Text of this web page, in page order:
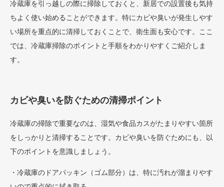
冷蔵庫を引っ越しの際に掃除しておくと、新居での設置後も気持
ちよく使い始めることができます。特にカビや臭いが発生しやす
い場所を重点的に清掃しておくことで、衛生面も安心です。ここ
では、冷蔵庫掃除のポイントと手順をわかりやすくご紹介しま
す。
カビや臭いを防ぐための清掃ポイント
冷蔵庫の掃除で重要なのは、湿気や食品カスがたまりやすい箇所
をしっかりと清掃することです。カビや臭いを防ぐためにも、以
下のポイントを意識しましょう。
・冷蔵庫のドアパッキン（ゴム部分）は、特に汚れが溜まりやす